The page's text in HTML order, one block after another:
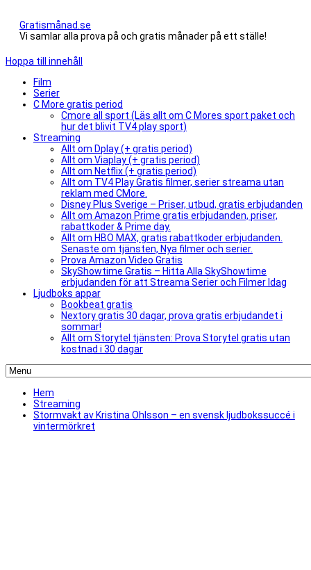
Gratismånad.se
Vi samlar alla prova på och gratis månader på ett ställe!
Hoppa till innehåll
Film
Serier
C More gratis period
Cmore all sport (Läs allt om C Mores sport paket och
hur det blivit TV4 play sport)
Streaming
Allt om Dplay (+ gratis period)
Allt om Viaplay (+ gratis period)
Allt om Netflix (+ gratis period)
Allt om TV4 Play Gratis filmer, serier streama utan
reklam med CMore.
Disney Plus Sverige – Priser, utbud, gratis erbjudanden
Allt om Amazon Prime gratis erbjudanden, priser,
rabattkoder & Prime day.
Allt om HBO MAX, gratis rabattkoder erbjudanden.
Senaste om tjänsten, Nya filmer och serier.
Prova Amazon Video Gratis
SkyShowtime Gratis – Hitta Alla SkyShowtime
erbjudanden för att Streama Serier och Filmer Idag
Ljudboks appar
Bookbeat gratis
Nextory gratis 30 dagar, prova gratis erbjudandet i
sommar!
Allt om Storytel tjänsten: Prova Storytel gratis utan
kostnad i 30 dagar
Hem
Streaming
Stormvakt av Kristina Ohlsson – en svensk ljudbokssuccé i
vintermörkret